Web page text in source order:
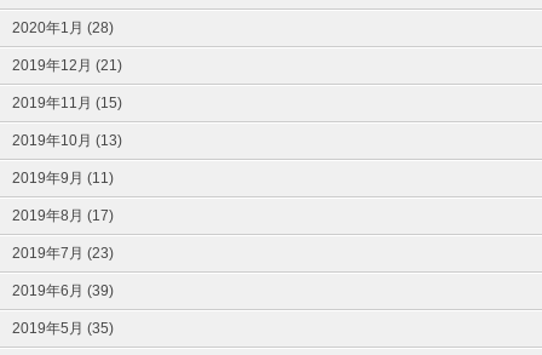
2020年1月 (28)
2019年12月 (21)
2019年11月 (15)
2019年10月 (13)
2019年9月 (11)
2019年8月 (17)
2019年7月 (23)
2019年6月 (39)
2019年5月 (35)